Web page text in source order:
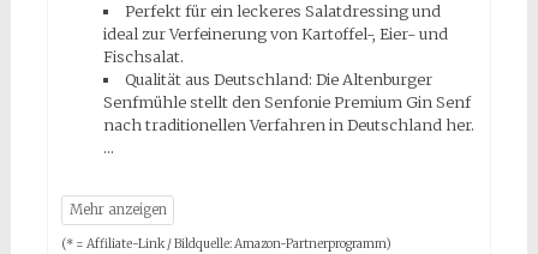
Perfekt für ein leckeres Salatdressing und
ideal zur Verfeinerung von Kartoffel-, Eier- und
Fischsalat.
Qualität aus Deutschland: Die Altenburger
Senfmühle stellt den Senfonie Premium Gin Senf
nach traditionellen Verfahren in Deutschland her.
(* = Affiliate-Link / Bildquelle: Amazon-Partnerprogramm)